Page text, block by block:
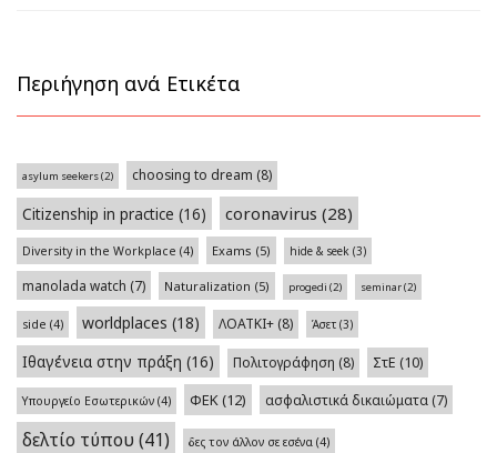
Περιήγηση ανά Ετικέτα
asylum seekers(2) choosing to dream (8)
Citizenship in practice (16) coronavirus (28)
Diversity in the Workplace (4) Exams (5) hide & seek (3)
manolada watch (7) Naturalization (5) progedi (2) seminar(2)
side (4) worldplaces (18) ΛΟΑΤΚΙ+ (8) Άσετ (3)
Ιθαγένεια στην πράξη (16) Πολιτογράφηση (8) ΣτΕ (10)
Υπουργείο Εσωτερικών (4) ΦΕΚ(12) ασφαλιστικά δικαιώματα (7)
δελτίο τύπου (41) δες τον άλλον σε εσένα (4)